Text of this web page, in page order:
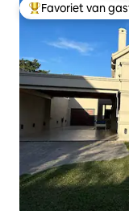
Topfavoriet van
Favoriet van